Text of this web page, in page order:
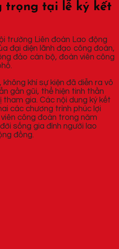
trọng tại lễ ký kết
trường Liên đoàn Lao động
đại diện lãnh đạo công đoàn,
đảo cán bộ, đoàn viên công
khí sự kiện đã diễn ra vô
gần gũi, thể hiện tinh thần
gia. Các nội dung ký kết
các chương trình phúc lợi
công đoàn trong năm
sống gia đình người lao
đồng.